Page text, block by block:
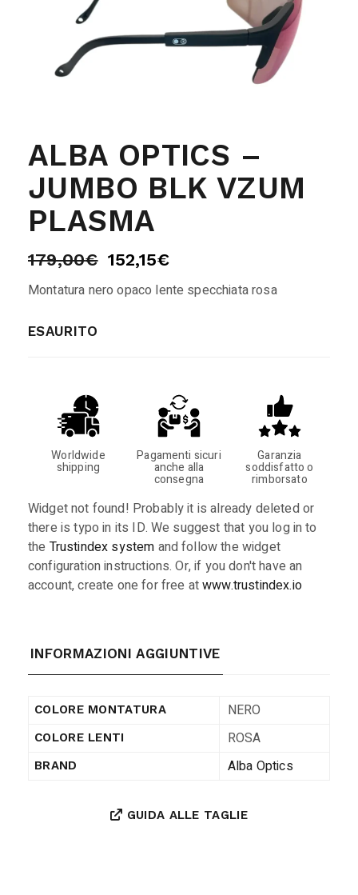
ALBA OPTICS –
JUMBO BLK VZUM
PLASMA
179,00€ 152,15€
Montatura nero opaco lente specchiata rosa
ESAURITO
Worldwide
shipping
Pagamenti sicuri
anche alla
consegna
Garanzia
soddisfatto o
rimborsato
Widget not found! Probably it is already deleted or
there is typo in its ID. We suggest that you log in to
the Trustindex system and follow the widget
configuration instructions. Or, if you don't have an
account, create one for free atwww.trustindex.io
INFORMAZIONI AGGIUNTIVE
COLORE MONTATURA NERO
COLORE LENTI ROSA
BRAND Alba Optics
GUIDA ALLE TAGLIE